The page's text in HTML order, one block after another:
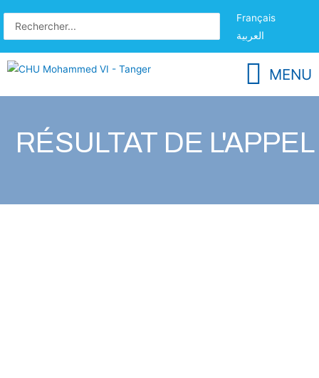
Français
العربية
MENU
RÉSULTAT DE